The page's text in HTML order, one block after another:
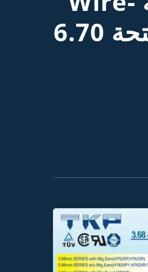
To-Board بفتحة 6.70